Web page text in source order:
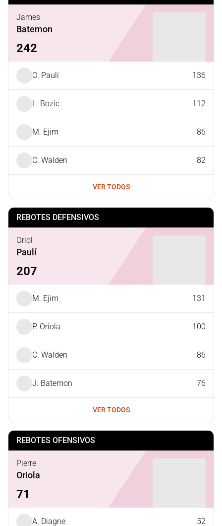
James
Batemon
242
O. Paulí 136
L. Bozic 112
M. Ejim 86
C. Walden 82
VER TODOS
REBOTES DEFENSIVOS
Oriol
Paulí
207
M. Ejim 131
P. Oriola 100
C. Walden 86
J. Batemon 76
VER TODOS
REBOTES OFENSIVOS
Pierre
Oriola
71
A. Diagne 52